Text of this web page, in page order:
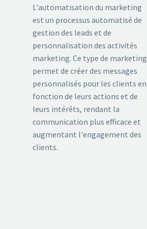
L'automatisation du marketing
est un processus automatisé de
gestion des leads et de
personnalisation des activités
marketing. Ce type de marketing
permet de créer des messages
personnalisés pour les clients en
fonction de leurs actions et de
leurs intérêts, rendant la
communication plus efficace et
augmentant l'engagement des
clients.